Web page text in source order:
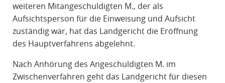
weiteren Mitangeschuldigten M., der als
Aufsichtsperson für die Einweisung und Aufsicht
zuständig war, hat das Landgericht die Eröffnung
des Hauptverfahrens abgelehnt.
Nach Anhörung des Angeschuldigten M. im
Zwischenverfahren geht das Landgericht für diesen